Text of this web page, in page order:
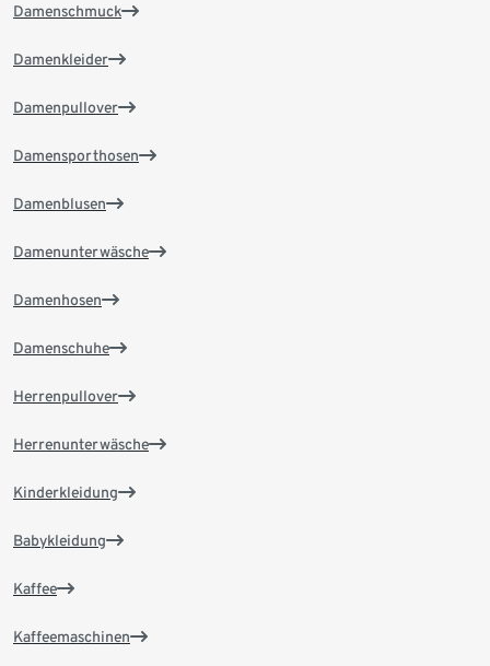
Damenschmuck
Damenkleider
Damenpullover
Damensporthosen
Damenblusen
Damenunterwäsche
Damenhosen
Damenschuhe
Herrenpullover
Herrenunterwäsche
Kinderkleidung
Babykleidung
Kaffee
Kaffeemaschinen